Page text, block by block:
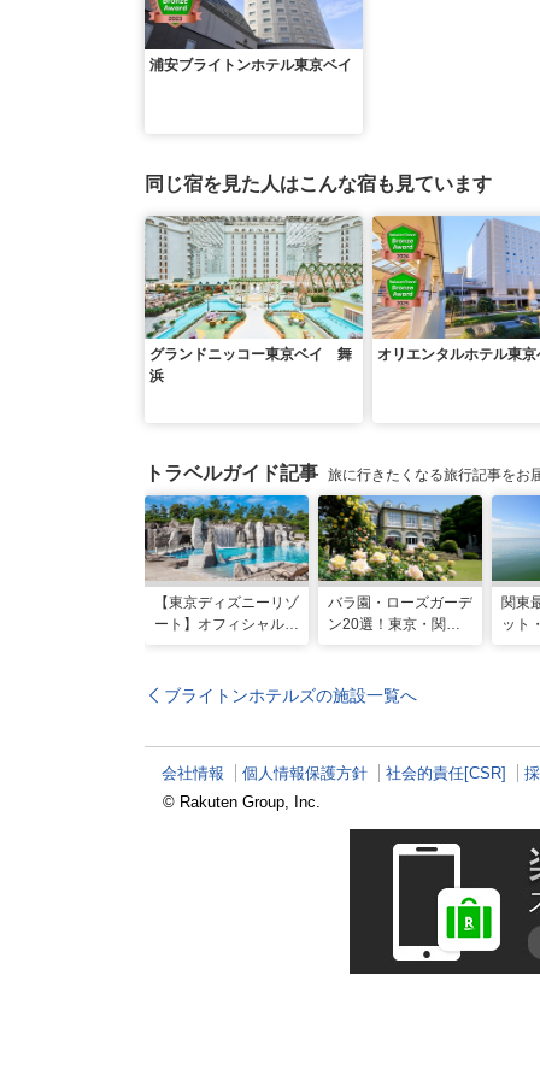
浦安ブライトンホテル東京ベイ
同じ宿を見た人はこんな宿も見ています
グランドニッコー東京ベイ 舞
浜
オリエンタルホテル東京
トラベルガイド記事 旅に行きたくなる旅行記事をお
【東京ディズニーリゾ
ート】オフィシャル・
夏も暑さ知らずの旅を
バラ園・ローズガーデ
ン20選！東京・関東
関東
ット
ブライトンホテルズの施設一覧へ
会社情報 個人情報保護方針 社会的責任[CSR]
© Rakuten Group, Inc.